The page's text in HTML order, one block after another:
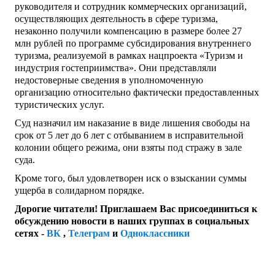
руководителя и сотрудник коммерческих организаций,
осуществляющих деятельность в сфере туризма,
незаконно получили компенсацию в размере более 27
млн рублей по программе субсидирования внутреннего
туризма, реализуемой в рамках нацпроекта «Туризм и
индустрия гостеприимства». Они представляли
недостоверные сведения в уполномоченную
организацию относительно фактически предоставленных
туристических услуг.
Суд назначил им наказание в виде лишения свободы на
срок от 5 лет до 6 лет с отбыванием в исправительной
колонии общего режима, они взяты под стражу в зале
суда.
Кроме того, был удовлетворен иск о взыскании суммы
ущерба в солидарном порядке.
Дорогие читатели! Приглашаем Вас присоединиться к
обсуждению новости в наших группах в социальных
сетях - ВК , Телеграм и Одноклассники